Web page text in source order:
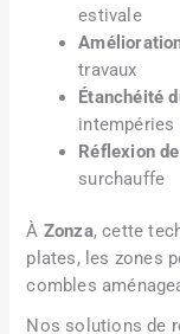
estivale
travaux
Étanchéité
intempéries
Réflexion
surchauffe
À Zonza, cette
plates, les zones
combles
Nos solutions de